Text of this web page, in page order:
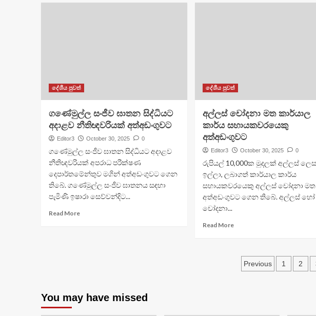
දේශීය පුවත්
ගණේමුල්ල සංජීව ඝාතන සිද්ධියට
අදාළව නීතිඥවරියක් අත්අඩංගුවට
Editor3 October 30, 2025 0
ගණේමුල්ල සංජීව ඝාතන සිද්ධියට අදාළව
නීතිඥවරියක් අපරාධ පරීක්ෂණ
දෙපාර්තමේන්තුව මගින් අත්අඩංගුවට ගෙන
තිබේ. ගණේමුල්ල සංජීව ඝාතනය සඳහා
පැමිණි ඉෂාරා සෙව්වන්දිට...
Read More
දේශීය පුවත්
අල්ලස් චෝදනා මත කාර්යාල
කාර්ය සහායකවරයෙකු
අත්අඩංගුවට
Editor3 October 30, 2025 0
රුපියල් 10,000ක මුදලක් අල්ලස් ලෙස
ඉල්ලා, ලබාගත් කාර්යාල කාර්ය
සහායකවරයෙකු අල්ලස් චෝදනා මත
අත්අඩංගුවට ගෙන තිබේ. අල්ලස්
චෝදනා...
Read More
Posts
Previous 1 2
You may have missed